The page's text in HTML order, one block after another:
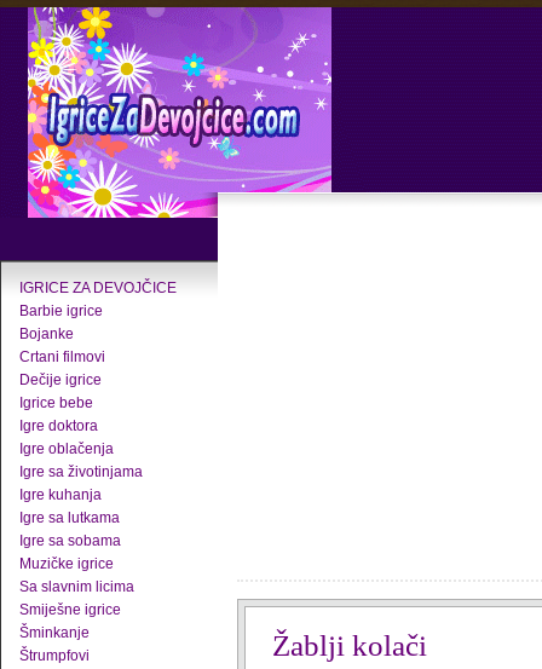
IGRICE ZA DEVOJČICE
Barbie igrice
Bojanke
Crtani filmovi
Dečije igrice
Igrice bebe
Igre doktora
Igre oblačenja
Igre sa životinjama
Igre kuhanja
Igre sa lutkama
Igre sa sobama
Muzičke igrice
Sa slavnim licima
Smiješne igrice
Šminkanje
Štrumpfovi
Žablji kolači